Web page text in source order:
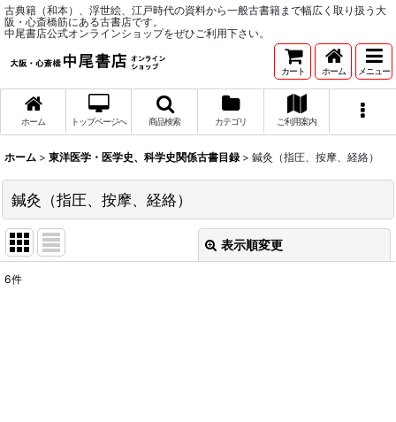
古典籍（和本）、浮世絵、江戸時代の資料から一般古書籍まで幅広く取り扱う大
阪・心斎橋筋にある古書店です。
中尾書店公式オンラインショップをぜひご利用下さい。
カート ホーム メニュー
ホーム トップページへ 商品検索 カテゴリ ご利用案内
ホーム > 東洋医学・医学史、科学史関係古書目録 > 鍼灸（指圧、按摩、経絡）
鍼灸（指圧、按摩、経絡）
表示順変更
6件